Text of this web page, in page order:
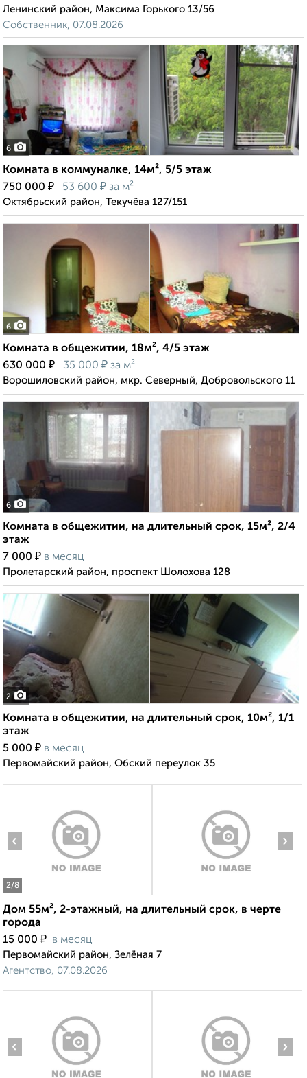
Ленинский район, Максима Горького 13/56
Собственник, 07.08.2026
6
Комната в коммуналке, 14м², 5/5 этаж
750 000 ₽ 53 600 ₽ за м²
Октябрьский район, Текучёва 127/151
6
Комната в общежитии, 18м², 4/5 этаж
630 000 ₽ 35 000 ₽ за м²
Ворошиловский район, мкр. Северный, Добровольского 11
6
Комната в общежитии, на длительный срок, 15м², 2/4
этаж
7 000 ₽ в месяц
Пролетарский район, проспект Шолохова 128
2
Комната в общежитии, на длительный срок, 10м², 1/1
этаж
5 000 ₽ в месяц
Первомайский район, Обский переулок 35
2/8
‹ ›
Дом 55м², 2-этажный, на длительный срок, в черте
города
15 000 ₽ в месяц
Первомайский район, Зелёная 7
Агентство, 07.08.2026
‹ ›